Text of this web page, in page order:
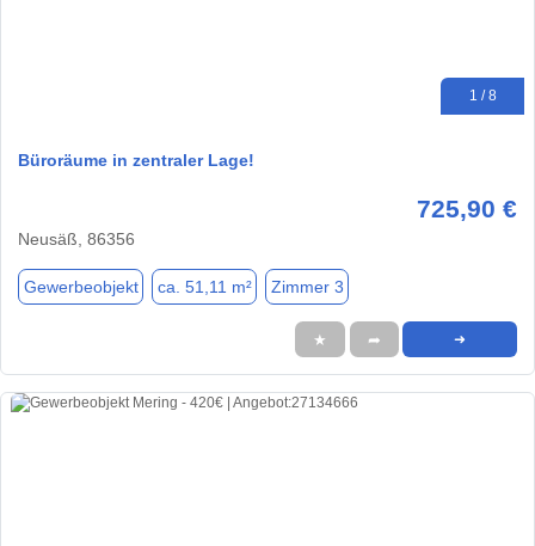
1 / 8
Büroräume in zentraler Lage!
725,90 €
Neusäß, 86356
Gewerbeobjekt ca. 51,11 m² Zimmer 3
★ ➦ ➜